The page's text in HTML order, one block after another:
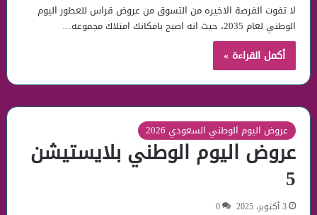
لا تفوت الفرصة الاخيره من التسوق من عروض قراس للعطور اليوم
الوطني لعام 2035، حيث انه اصبح بامكانك امتلاك مجموعه…
أكمل القراءة »
عروض اليوم الوطني السعودي 2026
عروض اليوم الوطني بلايستيشن
5
3 أكتوبر، 2025 0